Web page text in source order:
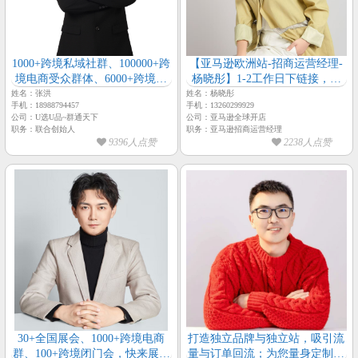
1000+跨境私域社群、100000+跨
境电商受众群体、6000+跨境电
商源头工厂会员、囊括全深圳跨
境电商行业资源【群通天下-创
始人-张洪】
姓名：张洪
手机：18988794457
公司：U选U品~群通天下
职务：联合创始人
9396人点赞
【亚马逊欧洲站-招商运营经理-
杨晓彤】1-2工作日下链接，享
最高15个月专属新账号1V1扶持
姓名：杨晓彤
手机：13260299929
公司：亚马逊全球开店
职务：亚马逊招商运营经理
2238人点赞
30+全国展会、1000+跨境电商
群、100+跨境闭门会，快来展示
打造独立品牌与独立站，吸引流
量与订单回流；为您量身定制店